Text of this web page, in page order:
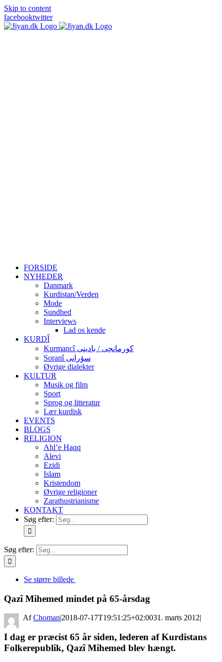
Skip to content
facebooktwitter
FORSIDE
NYHEDER
Danmark
Kurdistan/Verden
Mode
Sundhed
Interviews
Lad os kende
KURDÎ
Kurmancî کورمانجی / بادینی
Soranî سۆرانی
Øvrige dialekter
KULTUR
Musik og film
Sport
Sprog og litteratur
Lær kurdisk
EVENTS
BLOGS
RELIGION
Ahl’e Haqq
Alevi
Ezidi
Islam
Kristendom
Øvrige religioner
Zarathustrianisme
KONTAKT
Søg efter:
Søg efter:
Se større billede
Qazî Mihemed mindet på 65-årsdag
By Choman|2018-07-17T19:51:25+02:0031. marts 2012|
I dag er præcist 65 år siden, lederen af Kurdistans
Folkerepublik, Qazî Mihemed blev hængt.